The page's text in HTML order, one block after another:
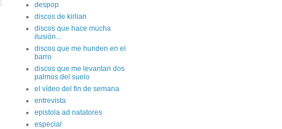
despop
discos de kirlian
discos que hace mucha
ilusión...
discos que me hunden en el
barro
discos que me levantan dos
palmos del suelo
el vídeo del fin de semana
entrevista
epistola ad natatores
especial